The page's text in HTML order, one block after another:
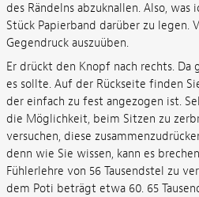
des Rändelns abzuknallen. Also,
Stück Papierband darüber zu legen.
Gegendruck auszuüben.
Er drückt den Knopf nach rechts. Da
es sollte. Auf der Rückseite finden
der einfach zu fest angezogen ist.
die Möglichkeit, beim Sitzen zu
versuchen, diese
denn wie Sie wissen, kann es
Fühlerlehre von 56 Tausendstel zu
dem Poti beträgt etwa 60. 65